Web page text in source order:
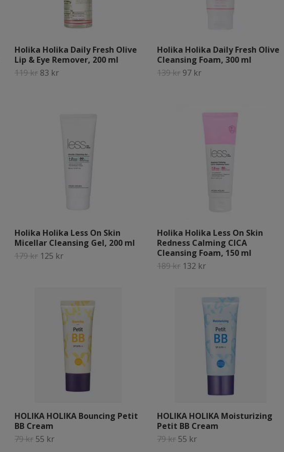
Holika Holika Daily Fresh Olive
Lip & Eye Remover, 200 ml
119 kr 83 kr
Holika Holika Daily Fresh Olive
Cleansing Foam, 300 ml
139 kr 97 kr
Holika Holika Less On Skin
Micellar Cleansing Gel, 200 ml
179 kr 125 kr
Holika Holika Less On Skin
Redness Calming CICA
Cleansing Foam, 150 ml
189 kr 132 kr
HOLIKA HOLIKA Bouncing Petit
BB Cream
79 kr 55 kr
HOLIKA HOLIKA Moisturizing
Petit BB Cream
79 kr 55 kr